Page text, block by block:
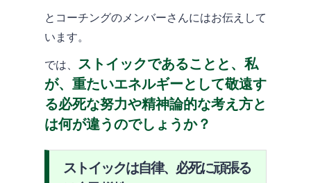
とコーチングのメンバーさんにはお伝えして
います。
では、 ストイックであることと、私
が、重たいエネルギーとして敬遠す
る必死な努力や精神論的な考え方と
は何が違うのでしょうか？
ストイックは自律、必死に頑張る